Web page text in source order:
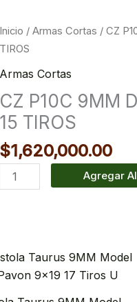
Inicio /Armas Cortas / CZ
TIROS
Armas Cortas
CZ P10C 9MM
15 TIROS
$1,620,000.00
CZ
P10C
9MM
CARGADORES
15
cantidad
Agregar